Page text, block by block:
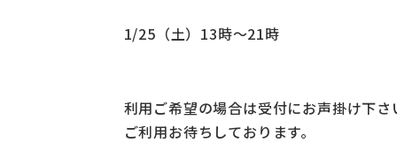
1/25（土）13時～21時
利用ご希望の場合は受付にお声掛け下さ
ご利用お待ちしております。